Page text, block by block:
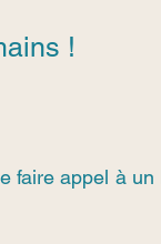
!
faire appel à